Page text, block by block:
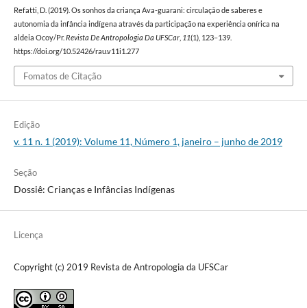
Refatti, D. (2019). Os sonhos da criança Ava-guarani: circulação de saberes e
autonomia da infância indígena através da participação na experiência onírica na
aldeia Ocoy/Pr.Revista De Antropologia Da UFSCar, 11(1), 123–139.
https://doi.org/10.52426/rau.v11i1.277
Fomatos de Citação
Edição
v. 11 n. 1 (2019): Volume 11, Número 1, janeiro – junho de 2019
Seção
Dossiê: Crianças e Infâncias Indígenas
Licença
Copyright (c) 2019 Revista de Antropologia da UFSCar